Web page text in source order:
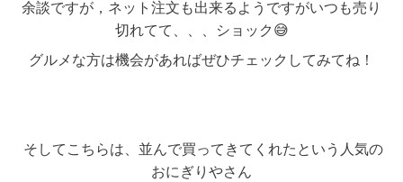
余談ですが，ネット注文も出来るようですがいつも売り
切れてて、、、ショック😅
グルメな方は機会があればぜひチェックしてみてね！
そしてこちらは、並んで買ってきてくれたという人気の
おにぎりやさん